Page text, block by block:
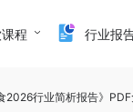
程 行业报
2026行业简析报告》